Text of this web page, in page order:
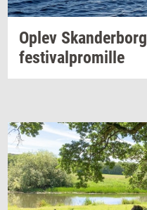
Oplev Skan­der­borg
festi­val­pro­mil­le